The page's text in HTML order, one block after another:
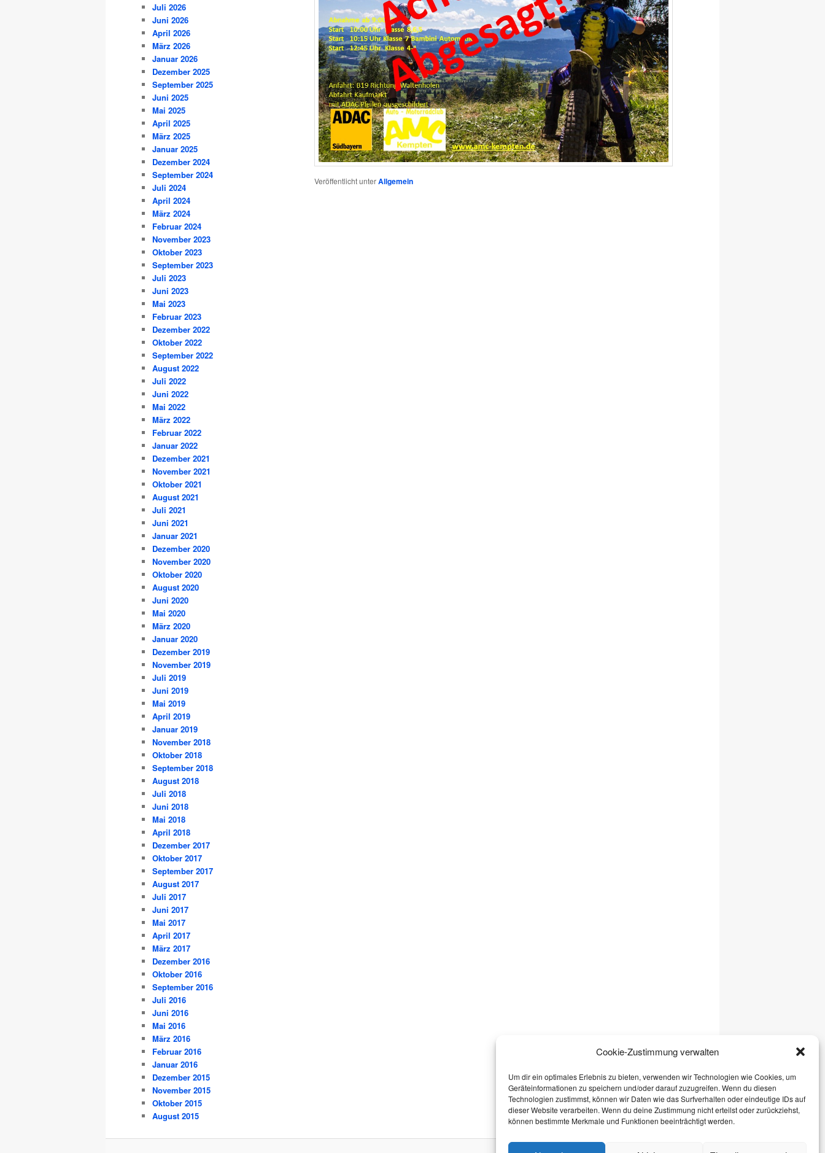
Cookie-Zustimmung verwalten
Um dir ein optimales Erlebnis zu bieten, verwenden wir Technologien wie Cookies, um
Geräteinformationen zu speichern und/oder darauf zuzugreifen. Wenn du diesen
Technologien zustimmst, können wir Daten wie das Surfverhalten oder eindeutige IDs auf
dieser Website verarbeiten. Wenn du deine Zustimmung nicht erteilst oder zurückziehst,
können bestimmte Merkmale und Funktionen beeinträchtigt werden.
Veröffentlicht unterAllgemein
Juli 2026
Juni 2026
April 2026
März 2026
Januar 2026
Dezember 2025
September 2025
Juni 2025
Mai 2025
April 2025
März 2025
Januar 2025
Dezember 2024
September 2024
Juli 2024
April 2024
März 2024
Februar 2024
November 2023
Oktober 2023
September 2023
Juli 2023
Juni 2023
Mai 2023
Februar 2023
Dezember 2022
Oktober 2022
September 2022
August 2022
Juli 2022
Juni 2022
Mai 2022
März 2022
Februar 2022
Januar 2022
Dezember 2021
November 2021
Oktober 2021
August 2021
Juli 2021
Juni 2021
Januar 2021
Dezember 2020
November 2020
Oktober 2020
August 2020
Juni 2020
Mai 2020
März 2020
Januar 2020
Dezember 2019
November 2019
Juli 2019
Juni 2019
Mai 2019
April 2019
Januar 2019
November 2018
Oktober 2018
September 2018
August 2018
Juli 2018
Juni 2018
Mai 2018
April 2018
Dezember 2017
Oktober 2017
September 2017
August 2017
Juli 2017
Juni 2017
Mai 2017
April 2017
März 2017
Dezember 2016
Oktober 2016
September 2016
Juli 2016
Juni 2016
Mai 2016
März 2016
Februar 2016
Januar 2016
Dezember 2015
November 2015
Oktober 2015
August 2015